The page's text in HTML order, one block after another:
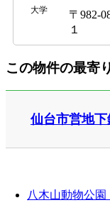
大学
〒982-
１
この物件の最寄
仙台市営地
八木山動物公園